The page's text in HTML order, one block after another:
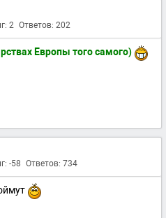
2 Ответов: 202
Европы того самого)
-58 Ответов: 734